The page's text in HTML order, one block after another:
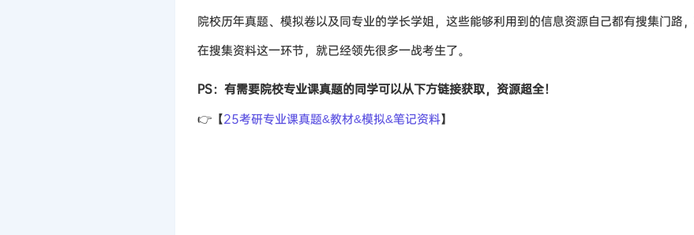
院校历年真题、模拟卷以及同专业的学长学姐，这些能够利用到的信息资源自己都有搜集门路，
在搜集资料这一环节，就已经领先很多一战考生了。
PS：有需要院校专业课真题的同学可以从下方链接获取，资源超全！
👉【25考研专业课真题&教材&模拟&笔记资料】